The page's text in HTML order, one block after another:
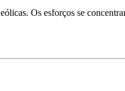
Os esforços se